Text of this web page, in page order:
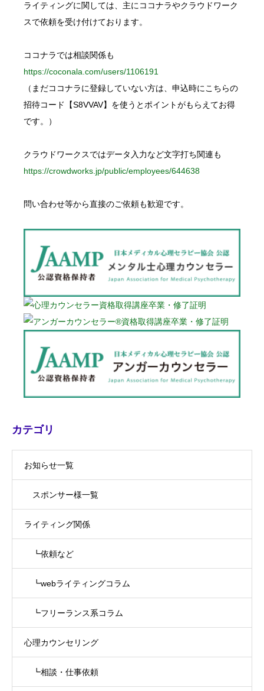
ライティングに関しては、主にココナラやクラウドワーク
スで依頼を受け付けております。
ココナラでは相談関係も
https://coconala.com/users/1106191
（まだココナラに登録していない方は、申込時にこちらの
招待コード【S8VVAV】を使うとポイントがもらえてお得
です。）
クラウドワークスではデータ入力など文字打ち関連も
https://crowdworks.jp/public/employees/644638
問い合わせ等から直接のご依頼も歓迎です。
カテゴリ
お知らせ一覧
スポンサー様一覧
ライティング関係
┗依頼など
┗webライティングコラム
┗フリーランス系コラム
心理カウンセリング
┗相談・仕事依頼